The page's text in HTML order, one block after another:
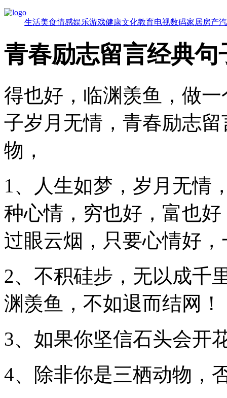
生活美食情感娱乐游戏健康文化教育电视数码家居房产
青春励志留言经典
得也好，临渊羡鱼，做
子岁月无情，青春励志
物，
1、人生如梦，岁月无情
种心情，穷也好，富也
过眼云烟，只要心情好
2、不积硅步，无以成千
渊羡鱼，不如退而结网！
3、如果你坚信石头会开
4、除非你是三栖动物，